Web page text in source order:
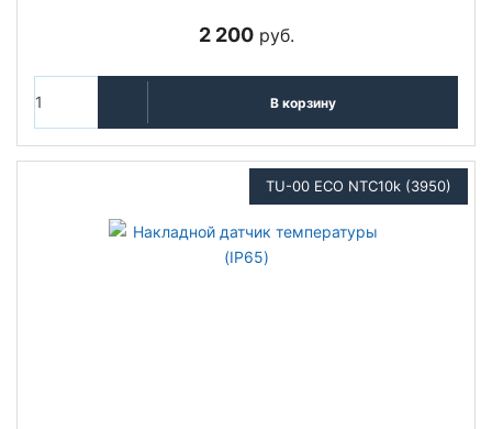
2 200руб.
В корзину
TU-00 ECO NTC10k (3950)